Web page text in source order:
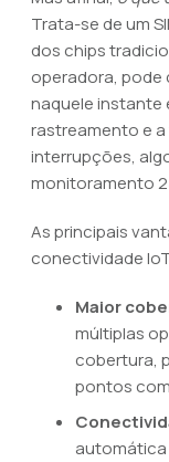
Trata-se de um
dos chips
operadora, pode
naquele instante
rastreamento e
interrupções,
monitoramento
As principais
conectividade
Maior
múltiplas
cobertura,
pontos
automática